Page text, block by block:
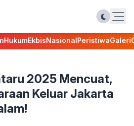
HukumEkbisNasionalPeristiwaGaleri
2025 Mencuat,
Keluar Jakarta